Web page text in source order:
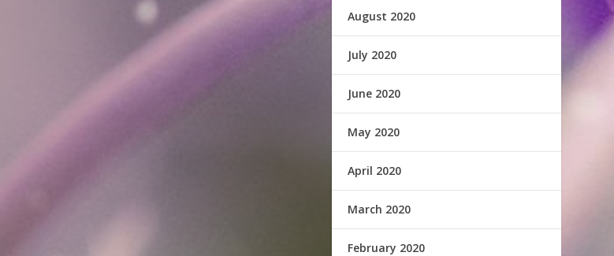
August 2020
July 2020
June 2020
May 2020
April 2020
March 2020
February 2020